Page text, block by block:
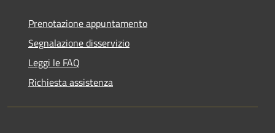
Prenotazione appuntamento
Segnalazione disservizio
Leggi le FAQ
Richiesta assistenza